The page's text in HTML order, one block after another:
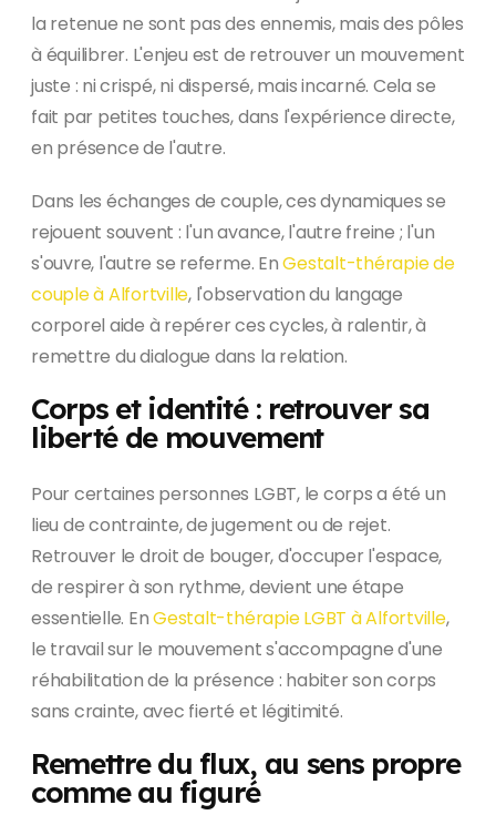
la retenue ne sont pas des ennemis, mais des pôles
à équilibrer. L'enjeu est de retrouver un mouvement
juste : ni crispé, ni dispersé, mais incarné. Cela se
fait par petites touches, dans l'expérience directe,
en présence de l'autre.
Dans les échanges de couple, ces dynamiques se
rejouent souvent : l'un avance, l'autre freine ; l'un
s'ouvre, l'autre se referme. EnGestalt-thérapie de
couple à Alfortville, l'observation du langage
corporel aide à repérer ces cycles, à ralentir, à
remettre du dialogue dans la relation.
Corps et identité : retrouver sa
liberté de mouvement
Pour certaines personnes LGBT, le corps a été un
lieu de contrainte, de jugement ou de rejet.
Retrouver le droit de bouger, d'occuper l'espace,
de respirer à son rythme, devient une étape
essentielle. EnGestalt-thérapie LGBT à Alfortville,
le travail sur le mouvement s'accompagne d'une
réhabilitation de la présence : habiter son corps
sans crainte, avec fierté et légitimité.
Remettre du flux, au sens propre
comme au figuré